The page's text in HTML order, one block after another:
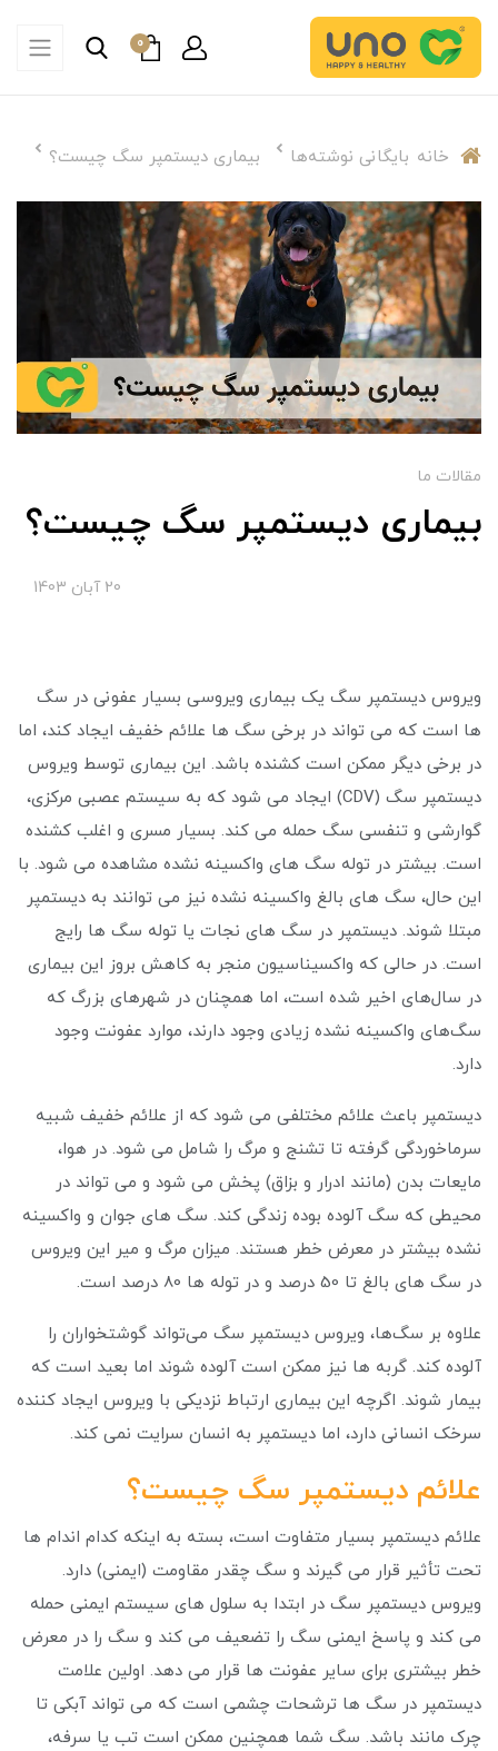
0
خانه بایگانی نوشته‌ها بیماری دیستمپر سگ چیست؟
مقالات ما
بیماری دیستمپر سگ چیست؟
20 آبان 1403
ویروس دیستمپر سگ یک بیماری ویروسی بسیار عفونی در سگ
ها است که می تواند در برخی سگ ها علائم خفیف ایجاد کند، اما
در برخی دیگر ممکن است کشنده باشد. این بیماری توسط ویروس
دیستمپر سگ (CDV) ایجاد می شود که به سیستم عصبی مرکزی،
گوارشی و تنفسی سگ حمله می کند. بسیار مسری و اغلب کشنده
است. بیشتر در توله سگ های واکسینه نشده مشاهده می شود. با
این حال، سگ های بالغ واکسینه نشده نیز می توانند به دیستمپر
مبتلا شوند. دیستمپر در سگ های نجات یا توله سگ ها رایج
است. در حالی که واکسیناسیون منجر به کاهش بروز این بیماری
در سال‌های اخیر شده است، اما همچنان در شهرهای بزرگ که
سگ‌های واکسینه نشده زیادی وجود دارند، موارد عفونت وجود
دارد.
دیستمپر باعث علائم مختلفی می شود که از علائم خفیف شبیه
سرماخوردگی گرفته تا تشنج و مرگ را شامل می شود. در هوا،
مایعات بدن (مانند ادرار و بزاق) پخش می شود و می تواند در
محیطی که سگ آلوده بوده زندگی کند. سگ های جوان و واکسینه
نشده بیشتر در معرض خطر هستند. میزان مرگ و میر این ویروس
در سگ های بالغ تا 50 درصد و در توله ها 80 درصد است.
علاوه بر سگ‌ها، ویروس دیستمپر سگ می‌تواند گوشتخواران را
آلوده کند. گربه ها نیز ممکن است آلوده شوند اما بعید است که
بیمار شوند. اگرچه این بیماری ارتباط نزدیکی با ویروس ایجاد کننده
سرخک انسانی دارد، اما دیستمپر به انسان سرایت نمی کند.
علائم دیستمپر سگ چیست؟
علائم دیستمپر بسیار متفاوت است، بسته به اینکه کدام اندام ها
تحت تأثیر قرار می گیرند و سگ چقدر مقاومت (ایمنی) دارد.
ویروس دیستمپر سگ در ابتدا به سلول های سیستم ایمنی حمله
می کند و پاسخ ایمنی سگ را تضعیف می کند و سگ را در معرض
خطر بیشتری برای سایر عفونت ها قرار می دهد. اولین علامت
دیستمپر در سگ ها ترشحات چشمی است که می تواند آبکی تا
چرک مانند باشد. سگ شما همچنین ممکن است تب یا سرفه،